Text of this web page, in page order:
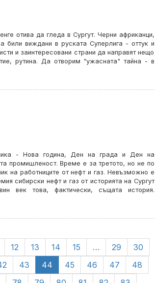
отива да гледа в Сургут. Черни африканци,
виждани в руската Суперлига - оттук и
и заинтересовани страни да направят нещо
рутина. Да отворим "ужасната" тайна - в
- Нова година, Ден на града и Ден на
промишленост. Време е за третото, но не по
на работниците от нефт и газ. Невъзможно е
сибирски нефт и газ от историята на Сургут
век това, фактически, същата история.
12 13 14 15 … 29
30
43 44 45 46 47
48